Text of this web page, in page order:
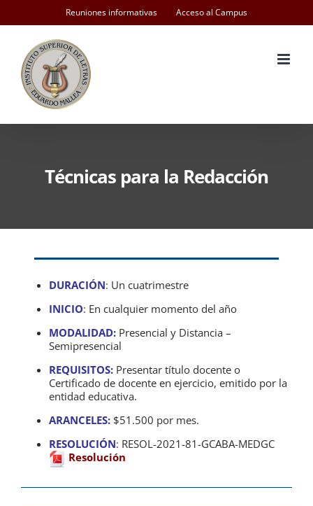
content
Reuniones informativas Acceso al Campus
Técnicas para la Redacción
DURACIÓN: Un cuatrimestre
INICIO: En cualquier momento del año
MODALIDAD: Presencial y Distancia –
Semipresencial
REQUISITOS: Presentar título docente o
Certificado de docente en ejercicio, emitido por la
entidad educativa.
ARANCELES: $51.500 por mes.
RESOLUCIÓN: RESOL-2021-81-GCABA-MEDGC
Resolución